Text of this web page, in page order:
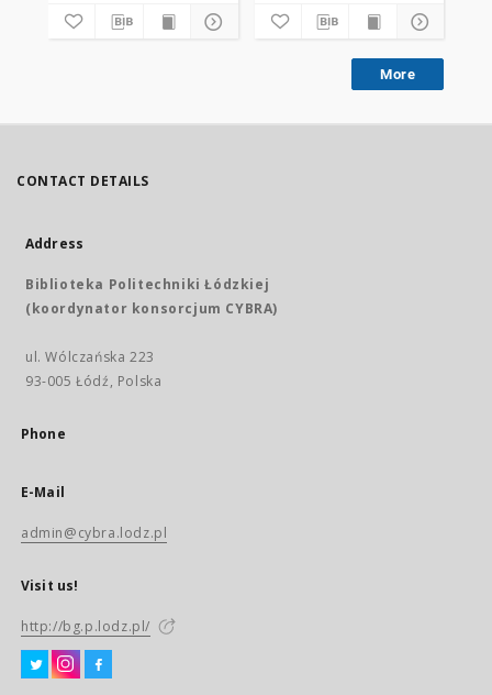
More
CONTACT DETAILS
Address
Biblioteka Politechniki Łódzkiej
(koordynator konsorcjum CYBRA)
ul. Wólczańska 223
93-005 Łódź, Polska
Phone
E-Mail
admin@cybra.lodz.pl
Visit us!
http://bg.p.lodz.pl/